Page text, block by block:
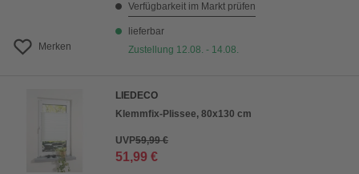
Merken
Verfügbarkeit im Markt prüfen
lieferbar
Zustellung 12.08. - 14.08.
LIEDECO
Klemmfix-Plissee, 80x130 cm
UVP59,99 €
51,99 €